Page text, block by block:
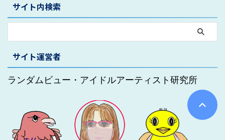
サイト内検索
サイト運営者
ランダムビュー・アイドルアーティスト研究所